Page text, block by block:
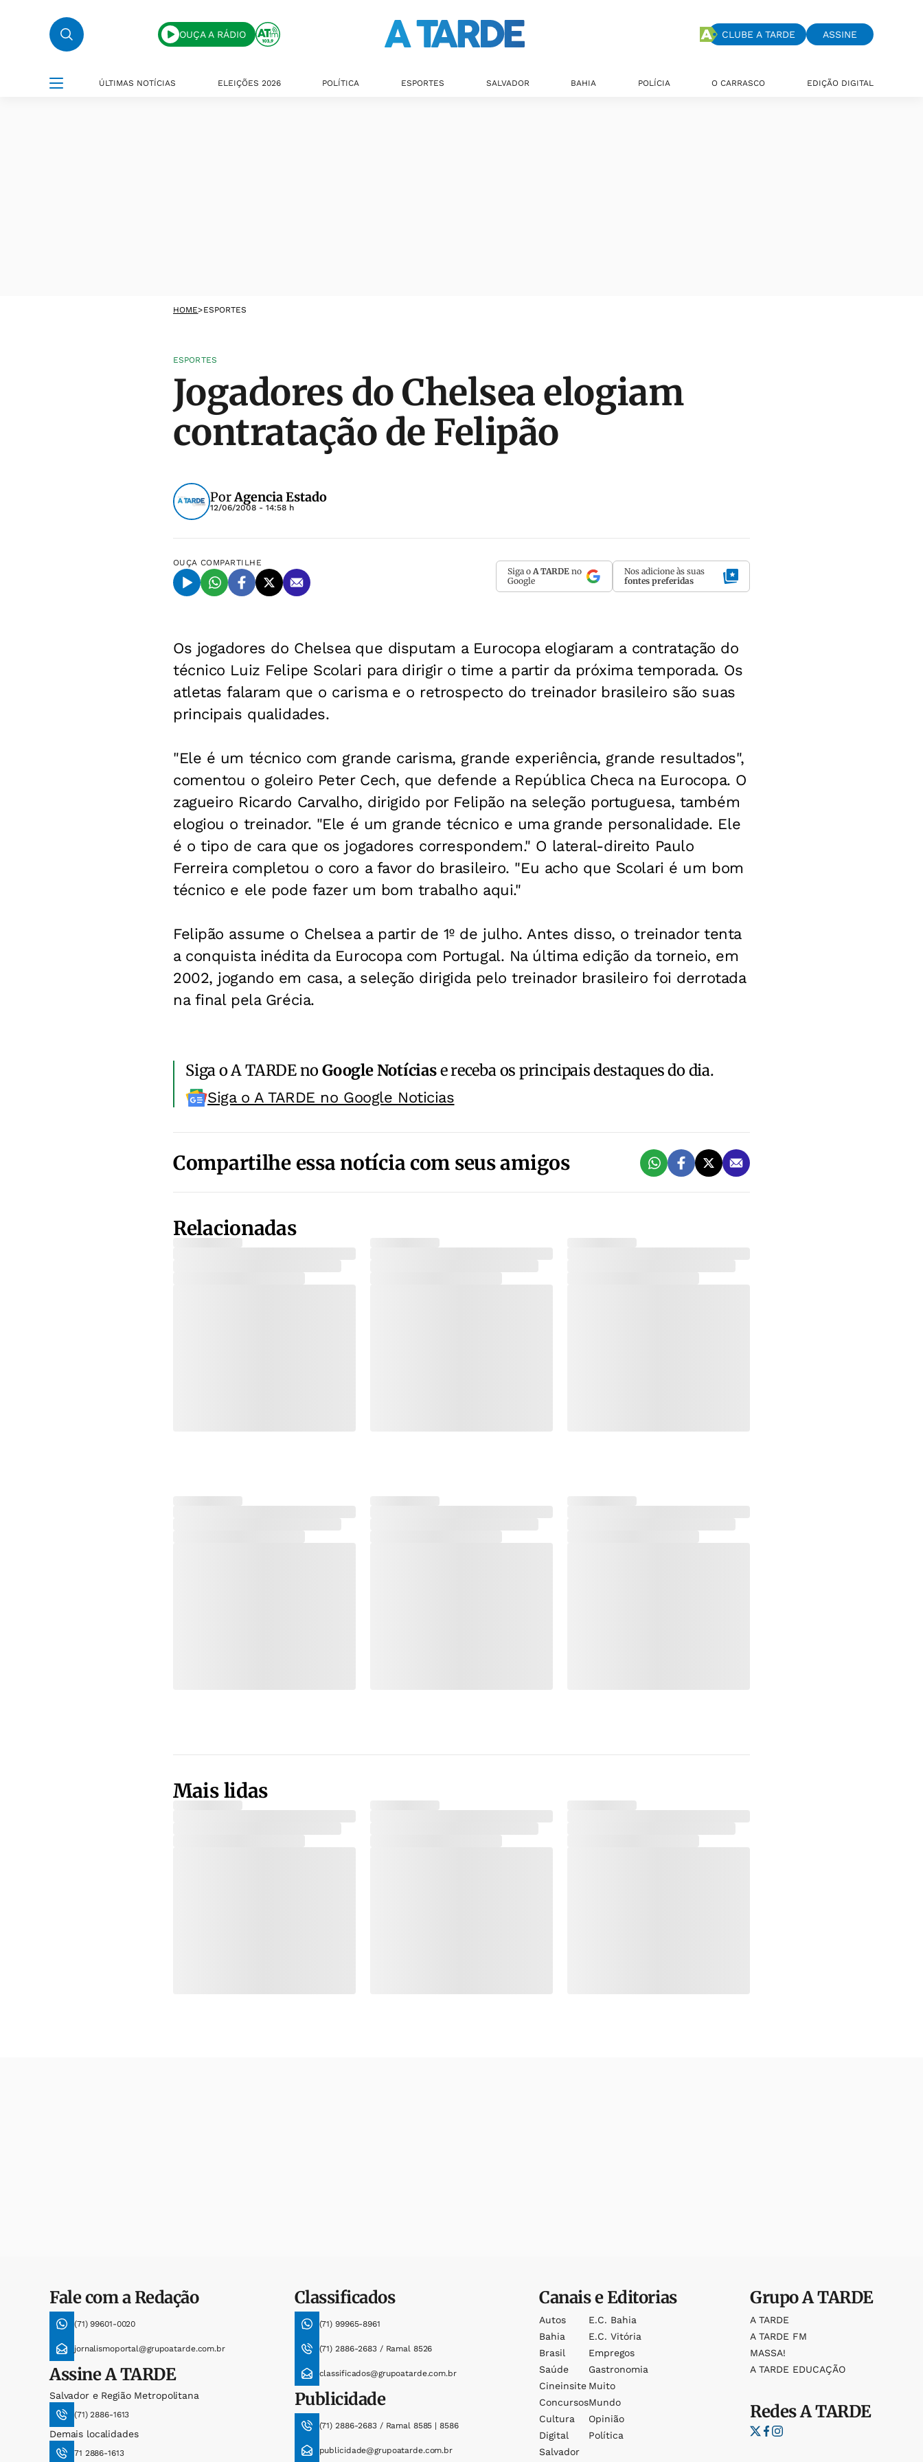
OUÇA A RÁDIO CLUBE A TARDE ASSINE
ÚLTIMAS NOTÍCIAS ELEIÇÕES 2026 POLÍTICA ESPORTES SALVADOR BAHIA POLÍCIA O CARRASCO EDIÇÃO DIGITAL
HOME>ESPORTES
ESPORTES
Jogadores do Chelsea elogiam
contratação de Felipão
PorAgencia Estado
12/06/2008 - 14:58 h
OUÇA COMPARTILHE
Siga o A TARDE no
Google
Nos adicione às suas
fontes preferidas
Os jogadores do Chelsea que disputam a Eurocopa elogiaram a contratação do
técnico Luiz Felipe Scolari para dirigir o time a partir da próxima temporada. Os
atletas falaram que o carisma e o retrospecto do treinador brasileiro são suas
principais qualidades.
"Ele é um técnico com grande carisma, grande experiência, grande resultados",
comentou o goleiro Peter Cech, que defende a República Checa na Eurocopa. O
zagueiro Ricardo Carvalho, dirigido por Felipão na seleção portuguesa, também
elogiou o treinador. "Ele é um grande técnico e uma grande personalidade. Ele
é o tipo de cara que os jogadores correspondem." O lateral-direito Paulo
Ferreira completou o coro a favor do brasileiro. "Eu acho que Scolari é um bom
técnico e ele pode fazer um bom trabalho aqui."
Felipão assume o Chelsea a partir de 1º de julho. Antes disso, o treinador tenta
a conquista inédita da Eurocopa com Portugal. Na última edição da torneio, em
2002, jogando em casa, a seleção dirigida pelo treinador brasileiro foi derrotada
na final pela Grécia.
Siga o A TARDE noGoogle Notíciase receba os principais destaques do dia.
Siga o A TARDE no Google Noticias
Compartilhe essa notícia com seus amigos
Relacionadas
Mais lidas
Fale com a Redação
(71) 99601-0020
jornalismoportal@grupoatarde.com.br
AssineA TARDE
Salvador e Região Metropolitana
(71) 2886-1613
Demais localidades
71 2886-1613
Classificados
(71) 99965-8961
(71) 2886-2683 / Ramal 8526
classificados@grupoatarde.com.br
Publicidade
(71) 2886-2683 / Ramal 8585 | 8586
publicidade@grupoatarde.com.br
Canais e Editorias
Autos
Bahia
Brasil
Saúde
Cineinsite
Concursos
Cultura
Digital
Salvador
E.c. Bahia
E.c. Vitória
Empregos
Gastronomia
Muito
Mundo
Opinião
Política
GrupoA TARDE
A TARDE
A TARDE FM
MASSA!
A TARDE EDUCAÇÃO
RedesA TARDE